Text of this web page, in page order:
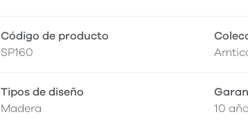
Código de producto
SP160
Tipos de diseño
Madera
10